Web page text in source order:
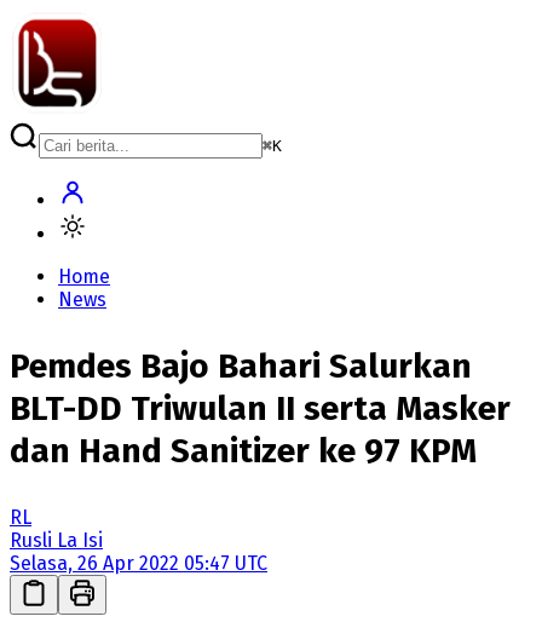
⌘K
Home
News
Pemdes Bajo Bahari Salurkan
BLT-DD Triwulan II serta Masker
dan Hand Sanitizer ke 97 KPM
RL
Rusli La Isi
Selasa, 26 Apr 2022 05:47 UTC